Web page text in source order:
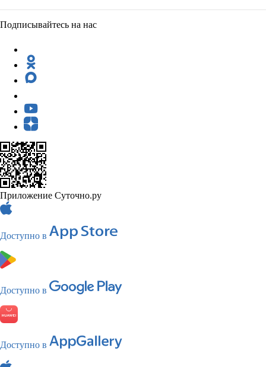
Подписывайтесь на нас
Приложение Суточно.ру
Доступно в
Доступно в
Доступно в